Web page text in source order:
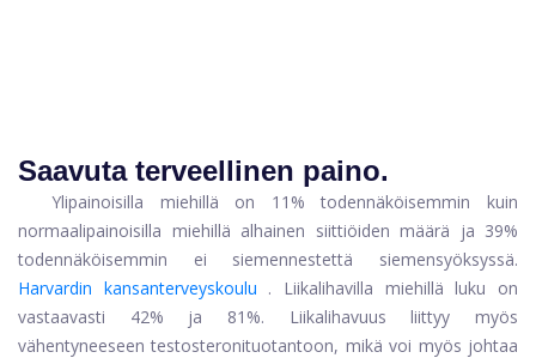
Saavuta terveellinen paino.
Ylipainoisilla miehillä on 11% todennäköisemmin kuin
normaalipainoisilla miehillä alhainen siittiöiden määrä ja 39%
todennäköisemmin ei siemennestettä siemensyöksyssä.
Harvardin kansanterveyskoulu . Liikalihavilla miehillä luku on
vastaavasti 42% ja 81%. Liikalihavuus liittyy myös
vähentyneeseen testosteronituotantoon, mikä voi myös johtaa